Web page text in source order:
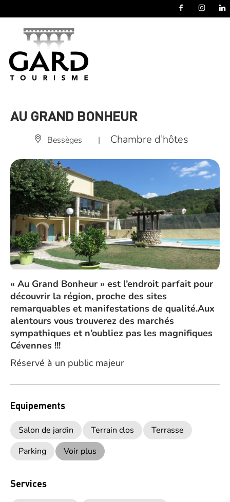
AU GRAND BONHEUR
Bessèges | Chambre d’hôtes
« Au Grand Bonheur » est l’endroit parfait pour
découvrir la région, proche des sites
remarquables et manifestations de qualité.Aux
alentours vous trouverez des marchés
sympathiques et n’oubliez pas les magnifiques
Cévennes !!!
Réservé à un public majeur
Equipements
Salon de jardin Terrain clos
Terrasse
Parking
Voir plus
Services